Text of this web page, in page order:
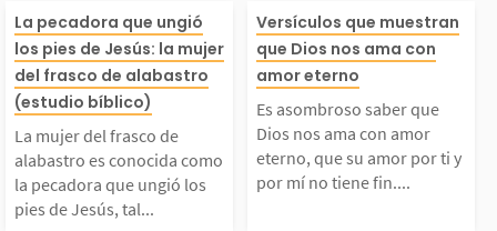
su victoria sobre el
y la muerte. Tr
días después de s
e Dios. Es su
ón constante
al ser humano
mujer del frasco de
es conocida
la pecadora que
los pies de Jesú
La pecadora que ungió
los pies de Jesús: la mujer
del frasco de alabastro
(estudio bíblico)
La mujer del frasco de
alabastro es conocida como
la pecadora que ungió los
pies de Jesús, tal...
Es asombroso
ue Dios nos
amor eterno,
mor por ti y
Versículos que muestran
que Dios nos ama con
amor eterno
Es asombroso saber que
Dios nos ama con amor
eterno, que su amor por ti y
por mí no tiene fin....